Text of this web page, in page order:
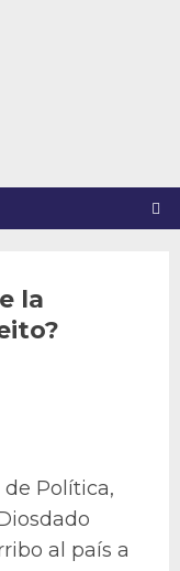
la
Política,
al país a